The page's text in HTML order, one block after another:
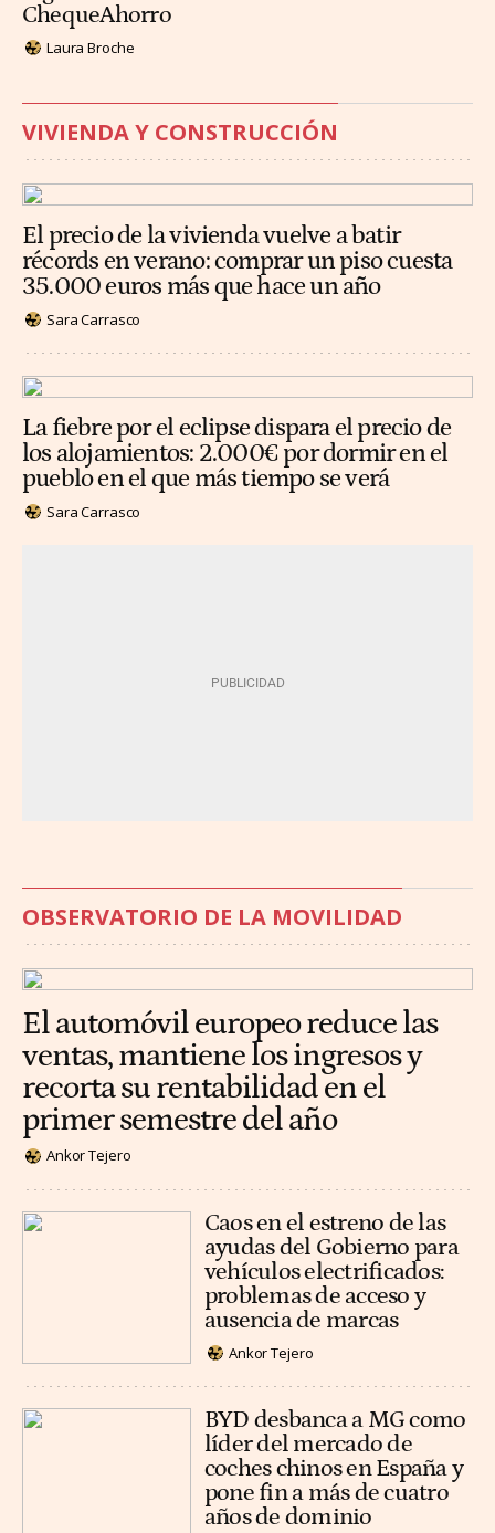
ChequeAhorro
Laura Broche
VIVIENDA Y CONSTRUCCIÓN
El precio de la vivienda vuelve a batir
récords en verano: comprar un piso cuesta
35.000 euros más que hace un año
Sara Carrasco
La fiebre por el eclipse dispara el precio de
los alojamientos: 2.000€ por dormir en el
pueblo en el que más tiempo se verá
Sara Carrasco
OBSERVATORIO DE LA MOVILIDAD
El automóvil europeo reduce las
ventas, mantiene los ingresos y
recorta su rentabilidad en el
primer semestre del año
Ankor Tejero
Caos en el estreno de las
ayudas del Gobierno para
vehículos electrificados:
problemas de acceso y
ausencia de marcas
Ankor Tejero
BYD desbanca a MG como
líder del mercado de
coches chinos en España y
pone fin a más de cuatro
años de dominio